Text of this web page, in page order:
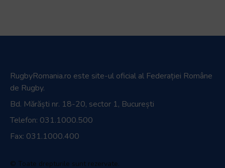
RugbyRomania.ro este site-ul oficial al Federației Române
de Rugby.
Bd. Mărăști nr. 18-20, sector 1, București
Telefon: 031.1000.500
Fax: 031.1000.400
© Toate drepturile sunt rezervate.